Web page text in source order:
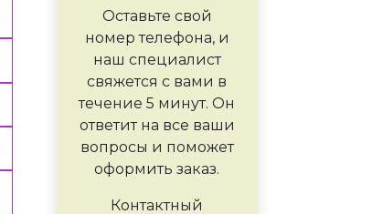
Оставьте свой
номер телефона, и
наш специалист
свяжется с вами в
течение 5 минут. Он
ответит на все ваши
вопросы и поможет
оформить заказ.
Контактный